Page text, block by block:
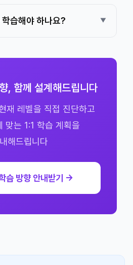
습해야 하나요?
, 함께 설계해드립니다
재 레벨을 직접 진단하고
맞는 1:1 학습 계획을
해드립니다
습 방향 안내받기 →